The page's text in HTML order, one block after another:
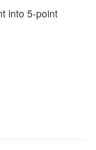
into 5-point